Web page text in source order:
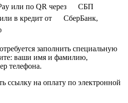
или по QR через
СБП
в кредит от
СберБанк,
заполнить специальную
ваши имя и фамилию,
телефона.
ссылку на оплату по электронной